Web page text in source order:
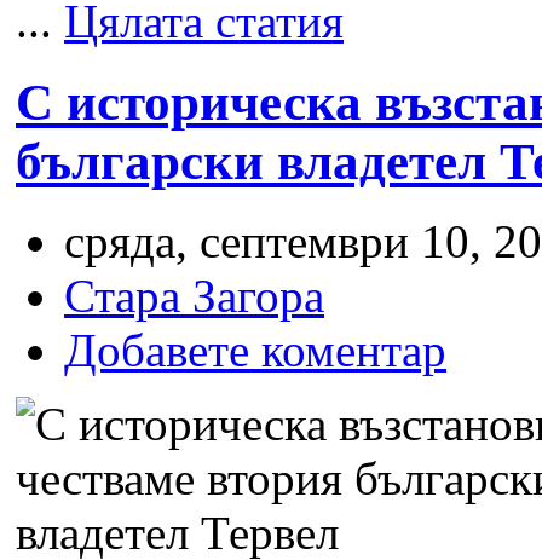
... Цялата статия
С историческа
български владетел
сряда, септември 10,
Стара Загора
Добавете коментар